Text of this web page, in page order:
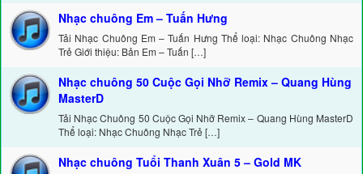
Nhạc chuông Em – Tuấn Hưng
Tải Nhạc Chuông Em – Tuấn Hưng Thể loại: Nhạc Chuông Nhạc
Trẻ Giới thiệu: Bản Em – Tuấn […]
Nhạc chuông 50 Cuộc Gọi Nhỡ Remix – Quang Hùng
MasterD
Tải Nhạc Chuông 50 Cuộc Gọi Nhỡ Remix – Quang Hùng MasterD
Thể loại: Nhạc Chuông Nhạc Trẻ […]
Nhạc chuông Tuổi Thanh Xuân 5 – Gold MK